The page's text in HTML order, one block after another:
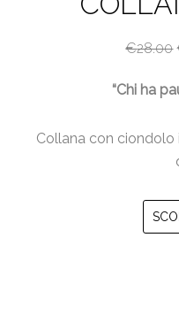
€28.00
“Chi ha
Collana con